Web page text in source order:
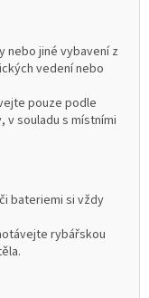
nebo jiné vybavení z
vedení nebo
pouze podle
souladu s místními
bateriemi si vždy
rybářskou